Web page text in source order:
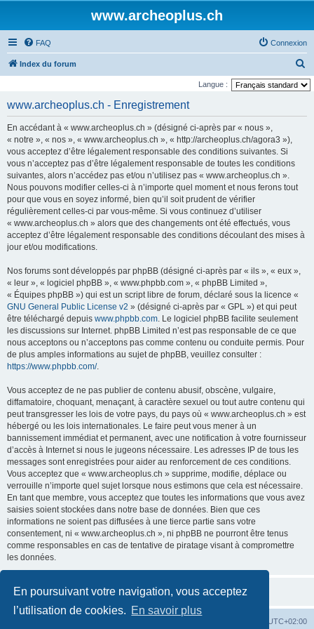
En poursuivant votre navigation, vous acceptez
l’utilisation de cookies. En savoir plus
www.archeoplus.ch
FAQ Connexion
Index du forum
e
Langue :
www.archeoplus.ch - Enregistrement
En accédant à « www.archeoplus.ch » (désigné ci-après par « nous »,
« notre », « nos », « www.archeoplus.ch », « http://archeoplus.ch/agora3 »),
vous acceptez d’être légalement responsable des conditions suivantes. Si
vous n’acceptez pas d’être légalement responsable de toutes les conditions
suivantes, alors n’accédez pas et/ou n’utilisez pas « www.archeoplus.ch ».
Nous pouvons modifier celles-ci à n’importe quel moment et nous ferons tout
pour que vous en soyez informé, bien qu’il soit prudent de vérifier
régulièrement celles-ci par vous-même. Si vous continuez d’utiliser
« www.archeoplus.ch » alors que des changements ont été effectués, vous
acceptez d’être légalement responsable des conditions découlant des mises à
jour et/ou modifications.
Nos forums sont développés par phpBB (désigné ci-après par « ils », « eux »,
« leur », « logiciel phpBB », « www.phpbb.com », « phpBB Limited »,
« Équipes phpBB ») qui est un script libre de forum, déclaré sous la licence «
GNU General Public License v2 » (désigné ci-après par « GPL ») et qui peut
être téléchargé depuis www.phpbb.com. Le logiciel phpBB facilite seulement
les discussions sur Internet. phpBB Limited n’est pas responsable de ce que
nous acceptons ou n’acceptons pas comme contenu ou conduite permis. Pour
de plus amples informations au sujet de phpBB, veuillez consulter :
https://www.phpbb.com/.
Vous acceptez de ne pas publier de contenu abusif, obscène, vulgaire,
diffamatoire, choquant, menaçant, à caractère sexuel ou tout autre contenu qui
peut transgresser les lois de votre pays, du pays où « www.archeoplus.ch » est
hébergé ou les lois internationales. Le faire peut vous mener à un
bannissement immédiat et permanent, avec une notification à votre fournisseur
d’accès à Internet si nous le jugeons nécessaire. Les adresses IP de tous les
messages sont enregistrées pour aider au renforcement de ces conditions.
Vous acceptez que « www.archeoplus.ch » supprime, modifie, déplace ou
verrouille n’importe quel sujet lorsque nous estimons que cela est nécessaire.
En tant que membre, vous acceptez que toutes les informations que vous avez
saisies soient stockées dans notre base de données. Bien que ces
informations ne soient pas diffusées à une tierce partie sans votre
consentement, ni « www.archeoplus.ch », ni phpBB ne pourront être tenus
comme responsables en cas de tentative de piratage visant à compromettre
les données.
UTC+02:00